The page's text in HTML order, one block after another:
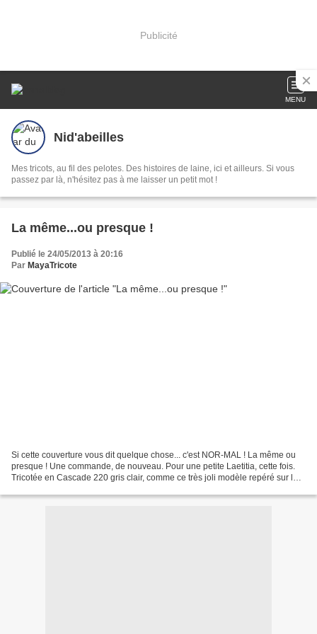
Publicité
MENU
Nid'abeilles
Mes tricots, au fil des pelotes. Des histoires de laine, ici et ailleurs. Si vous
passez par là, n'hésitez pas à me laisser un petit mot !
La même...ou presque !
Publié le 24/05/2013 à 20:16
Par MayaTricote
Si cette couverture vous dit quelque chose... c'est NOR-MAL ! La même ou
presque ! Une commande, de nouveau. Pour une petite Laetitia, cette fois.
Tricotée en Cascade 220 gris clair, comme ce très joli modèle repéré sur le